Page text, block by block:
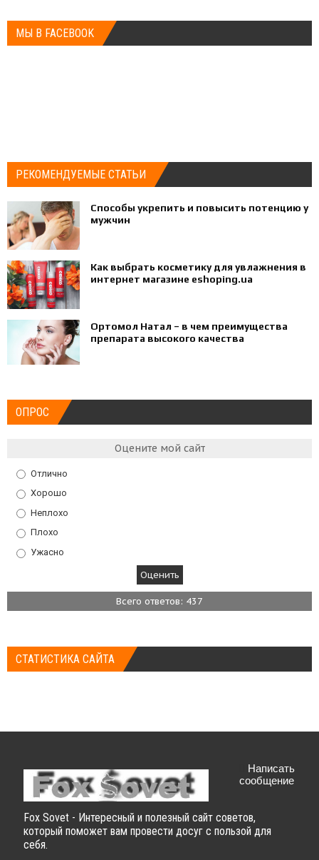
МЫ В FACEBOOK
РЕКОМЕНДУЕМЫЕ СТАТЬИ
Способы укрепить и повысить потенцию у
мужчин
Как выбрать косметику для увлажнения в
интернет магазине eshoping.ua
Ортомол Натал – в чем преимущества
препарата высокого качества
ОПРОС
Оцените мой сайт
Отлично
Хорошо
Неплохо
Плохо
Ужасно
Всего ответов: 437
СТАТИСТИКА САЙТА
Fox Sovet - Интересный и полезный сайт советов,
который поможет вам провести досуг с пользой для
себя.
Написать
сообщение